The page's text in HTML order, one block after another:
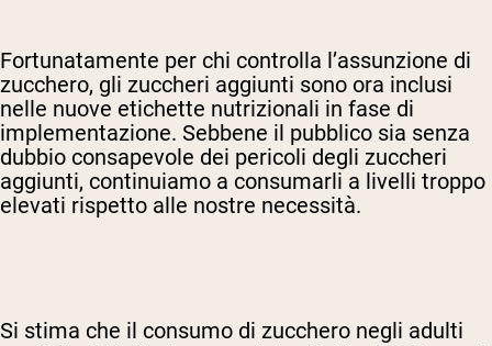
Fortunatamente per chi controlla l’assunzione di
zucchero, gli zuccheri aggiunti sono ora inclusi
nelle nuove etichette nutrizionali in fase di
implementazione. Sebbene il pubblico sia senza
dubbio consapevole dei pericoli degli zuccheri
aggiunti, continuiamo a consumarli a livelli troppo
elevati rispetto alle nostre necessità.
Si stima che il consumo di zucchero negli adulti